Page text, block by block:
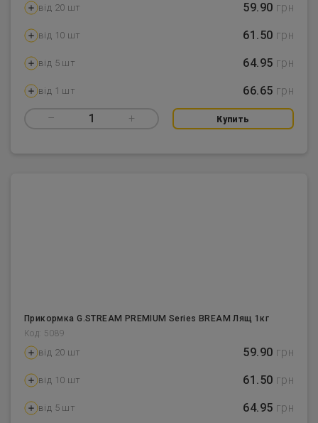
від 20 шт 59.90 грн
від 10 шт 61.50 грн
від 5 шт 64.95 грн
від 1 шт 66.65 грн
– 1 + Купить
Прикормка G.STREAM PREMIUM Series BREAM Лящ 1кг
Код: 5089
від 20 шт 59.90 грн
від 10 шт 61.50 грн
від 5 шт 64.95 грн